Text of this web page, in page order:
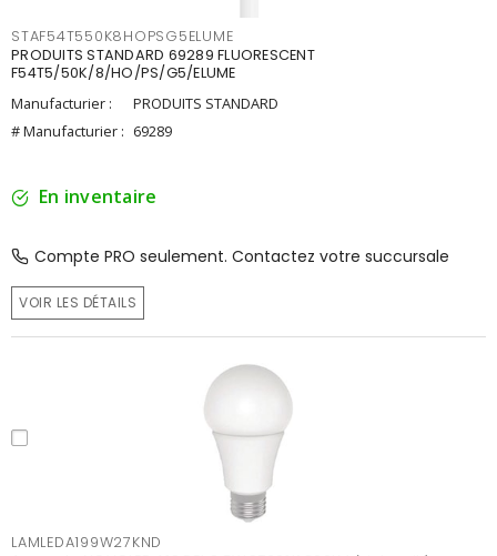
STAF54T550K8HOPSG5ELUME
PRODUITS STANDARD 69289 FLUORESCENT
F54T5/50K/8/HO/PS/G5/ELUME
Manufacturier :
PRODUITS STANDARD
# Manufacturier : 69289
En inventaire
Compte PRO seulement. Contactez votre succursale
VOIR LES DÉTAILS
LAMLEDA199W27KND